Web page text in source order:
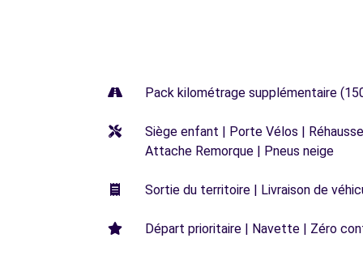
Pack kilométrage supplémentaire
Siège enfant | Porte Vélos |
Attache Remorque | Pneus neige
Sortie du territoire | Livraison de
Départ prioritaire | Navette | Zéro